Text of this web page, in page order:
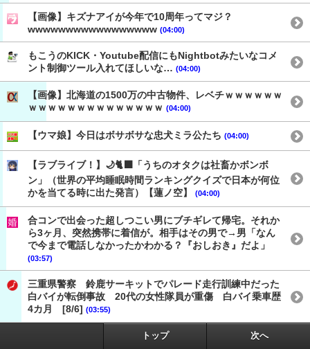
【画像】キズナアイが今年で10周年ってマジ？
wwwwwwwwwwwwwwwww (04:00)
もこうのKICK・Youtube配信にもNightbotみたいなコメ
ント制御ツール入れてほしいな… (04:00)
【画像】北海道の1500万の中古物件、レベチｗｗｗｗｗｗ
ｗｗｗｗｗｗｗｗｗｗｗｗｗｗ (04:00)
【ウマ娘】今日はボサボサな忠犬ミラ公たち (04:00)
【ラブライブ！】🌙🐈‍⬛「うちのオタクは社畜かボンボ
ン」（世界の平均睡眠時間ランキングクイズで日本が何位
かを当てる時に出た発言）【蓮ノ空】
(04:00)
合コンで出会った超しつこい男にブチギレて帰宅。それか
ら3ヶ月、突然携帯に着信が。相手はその男で→男「なん
で今まで電話しなかったかわかる？『おしおき』だよ」
(03:57)
三重県警察 鈴鹿サーキットでパレード走行訓練中だった
白バイが転倒事故 20代の女性隊員が重傷 白バイ乗車歴
4カ月 [8/6] (03:55)
トップ 次へ